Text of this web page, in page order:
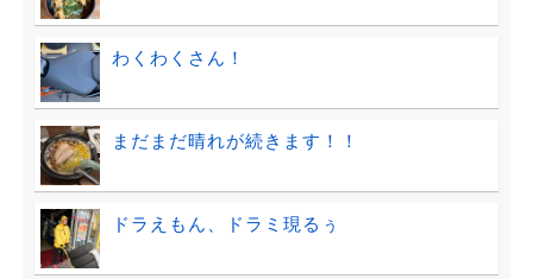
わくわくさん！
まだまだ晴れが続きます！！
ドラえもん、ドラミ現るぅ